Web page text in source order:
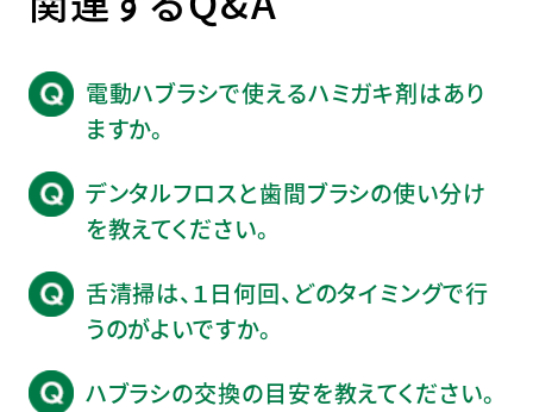
電動ハブラシで使えるハミガキ剤はあり
ますか。
デンタルフロスと歯間ブラシの使い分け
を教えてください。
舌清掃は、１日何回、どのタイミングで行
うのがよいですか。
ハブラシの交換の目安を教えてください。